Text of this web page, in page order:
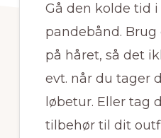
Gå den kolde tid
pandebånd.
på håret, så det
evt. når du tager
løbetur. Eller tag
tilbehør til dit